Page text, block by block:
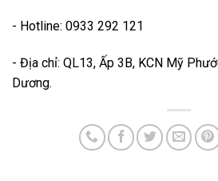
- Hotline: 0933 292 121
- Địa chỉ: QL13, Ấp 3B, KCN Mỹ
Dương.